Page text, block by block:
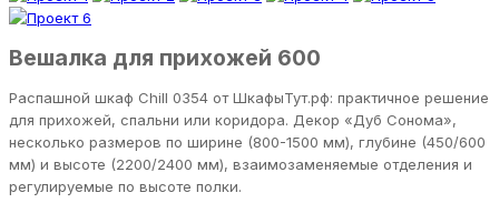
Вешалка для прихожей 600
Распашной шкаф Chill 0354 от ШкафыТут.рф: практичное решение
для прихожей, спальни или коридора. Декор «Дуб Сонома»,
несколько размеров по ширине (800-1500 мм), глубине (450/600
мм) и высоте (2200/2400 мм), взаимозаменяемые отделения и
регулируемые по высоте полки.